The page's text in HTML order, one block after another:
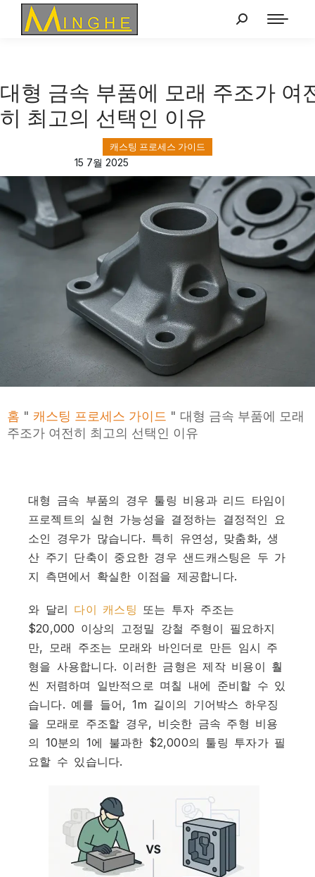
대형 금속 부품에 모래 주조가 여
히 최고의 선택인 이유
15 7월 2025
캐스팅 프로세스 가이드
홈 " 캐스팅 프로세스 가이드 " 대형 금속 부품에 모래
주조가 여전히 최고의 선택인 이유
대형 금속 부품의 경우 툴링 비용과 리드 타임이
프로젝트의 실현 가능성을 결정하는 결정적인 요
소인 경우가 많습니다. 특히 유연성, 맞춤화, 생
산 주기 단축이 중요한 경우 샌드캐스팅은 두 가
지 측면에서 확실한 이점을 제공합니다.
와 달리 다이 캐스팅 또는 투자 주조는
$20,000 이상의 고정밀 강철 주형이 필요하지
만, 모래 주조는 모래와 바인더로 만든 임시 주
형을 사용합니다. 이러한 금형은 제작 비용이 훨
씬 저렴하며 일반적으로 며칠 내에 준비할 수 있
습니다. 예를 들어, 1m 길이의 기어박스 하우징
을 모래로 주조할 경우, 비슷한 금속 주형 비용
의 10분의 1에 불과한 $2,000의 툴링 투자가 필
요할 수 있습니다.